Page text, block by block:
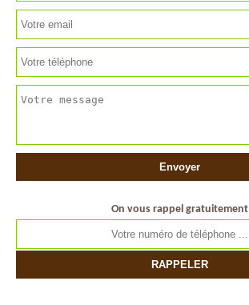
On vous rappel gratuitement